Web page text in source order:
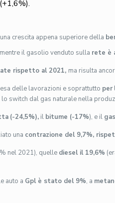
crescita appena superiore della
il gasolio venduto sulla rete è
rispetto al 2021, ma risulta
delle lavorazioni e soprattutto per
switch dal gas naturale nella
(-24,5%), il bitume (-17%), e il
una contrazione del 9,7%,
nel 2021), quelle diesel il 19,6%
auto a Gpl è stato del 9%, a